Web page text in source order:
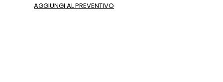
AGGIUNGI AL PREVENTIVO